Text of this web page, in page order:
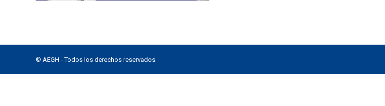
© AEGH - Todos los derechos reservados